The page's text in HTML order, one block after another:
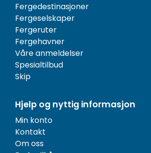
Fergedestinasjoner
Fergeselskaper
Fergeruter
Fergehavner
Våre anmeldelser
Spesialtilbud
Skip
Hjelp og nyttig informasjon
Min konto
Kontakt
Om oss